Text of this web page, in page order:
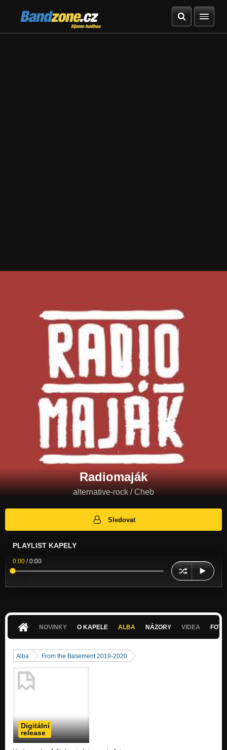
Bandzone.cz
žijeme hudbou
Radiomaják
alternative-rock / Cheb
Sledovat
PLAYLIST KAPELY
0:00 /0:00
NOVINKY O KAPELE ALBA NÁZORY VIDEA
Alba From the Basement 2019-2020
Digitální
release